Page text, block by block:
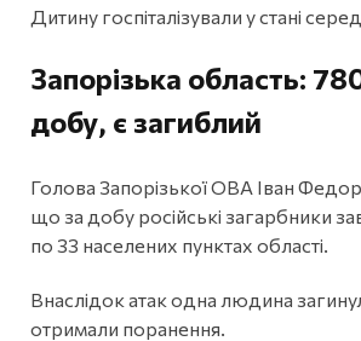
Дитину госпіталізували у стані
Запорізька область:
добу, є загиблий
Голова Запорізької ОВА Іван
що за добу російські загарбники
по 33 населених пунктах області.
Внаслідок атак одна людина
отримали поранення.